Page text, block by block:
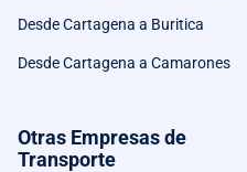
Desde Cartagena a Buritica
Desde Cartagena a Camarones
Otras Empresas de
Transporte